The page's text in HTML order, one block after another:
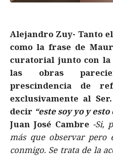
Alejandro Zuy- Tanto
como la frase de
curatorial junto con la
las obras
prescindencia de
exclusivamente al
decir “este soy yo y
Juan José Cambre -Si,
más que observar pero
conmigo. Se trata de la